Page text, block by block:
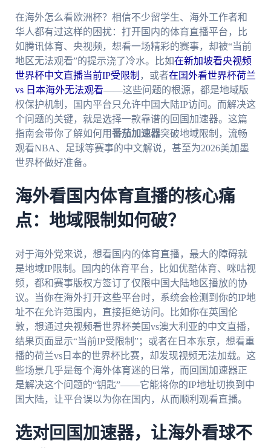
在海外怎么看欧洲杯？相信不少留学生、海外工作者和
华人都有过这样的困扰：打开国内的体育直播平台，比
如腾讯体育、央视频，想看一场精彩的赛事，却被“当前
地区无法观看”的提示浇了冷水。比如在新加坡看央视频
世界杯中文直播当前IP受限制 ，或者在国外看世界杯荷兰
vs 日本海外无法观看——这些问题的根源，都是地域版
权保护机制，国内平台只允许中国大陆IP访问。而解决这
个问题的关键，就是选择一款靠谱的回国加速器。这篇
指南会带你了解如何用番茄加速器突破地域限制，流畅
观看NBA、足球等赛事的中文解说，甚至为2026美加墨
世界杯做好准备。
海外看国内体育直播的核心痛
点：地域限制如何破？
对于海外党来说，想看国内的体育直播，最大的障碍就
是地域IP限制。国内的体育平台，比如优酷体育、咪咕视
频，都和赛事版权方签订了仅限中国大陆地区播放的协
议。当你在海外打开这些平台时，系统会检测到你的IP地
址不在允许范围内，直接拒绝访问。比如你在英国伦
敦，想通过央视频看世界杯美国vs澳大利亚的中文直播，
结果页面显示“当前IP受限制”；或者在日本东京，想看重
播的荷兰vs日本的世界杯比赛，却发现视频无法加载。这
些场景几乎是每个海外体育迷的日常，而回国加速器正
是解决这个问题的“钥匙”——它能将你的IP地址切换到中
国大陆，让平台误以为你在国内，从而顺利观看直播。
选对回国加速器，让海外看球不